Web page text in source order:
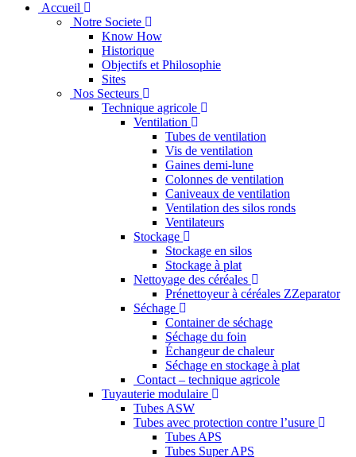
Accueil
Notre Societe
Know How
Historique
Objectifs et Philosophie
Sites
Nos Secteurs
Technique agricole
Ventilation
Tubes de ventilation
Vis de ventilation
Gaines demi-lune
Colonnes de ventilation
Caniveaux de ventilation
Ventilation des silos ronds
Ventilateurs
Stockage
Stockage en silos
Stockage à plat
Nettoyage des céréales
Prénettoyeur à céréales ZZeparator
Séchage
Container de séchage
Séchage du foin
Échangeur de chaleur
Séchage en stockage à plat
Contact – technique agricole
Tuyauterie modulaire
Tubes ASW
Tubes avec protection contre l’usure
Tubes APS
Tubes Super APS